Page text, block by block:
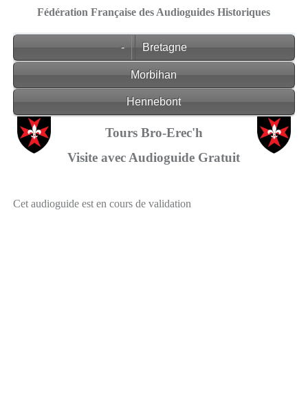
Fédération Française des Audioguides Historiques
- Bretagne
Morbihan
Hennebont
Tours Bro-Erec'h
Visite avec Audioguide Gratuit
Cet audioguide est en cours de validation